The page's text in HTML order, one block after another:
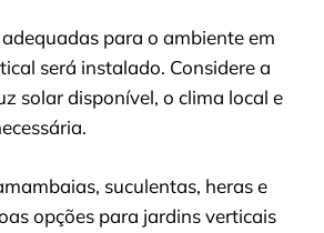
para o ambiente em
será instalado. Considere a
solar disponível, o clima local e
suculentas, heras e
opções para jardins verticais